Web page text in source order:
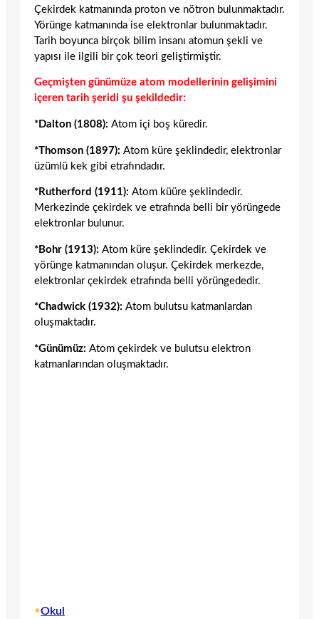
Çekirdek katmanında proton ve nötron bulunmaktadır.
Yörünge katmanında ise elektronlar bulunmaktadır.
Tarih boyunca birçok bilim insanı atomun şekli ve
yapısı ile ilgili bir çok teori geliştirmiştir.
Geçmişten günümüze atom modellerinin gelişimini
içeren tarih şeridi şu şekildedir:
*Dalton (1808): Atom içi boş küredir.
*Thomson (1897): Atom küre şeklindedir, elektronlar
üzümlü kek gibi etrafındadır.
*Rutherford (1911): Atom küüre şeklindedir.
Merkezinde çekirdek ve etrafında belli bir yörüngede
elektronlar bulunur.
*Bohr (1913): Atom küre şeklindedir. Çekirdek ve
yörünge katmanından oluşur. Çekirdek merkezde,
elektronlar çekirdek etrafında belli yörüngededir.
*Chadwick (1932): Atom bulutsu katmanlardan
oluşmaktadır.
*Günümüz: Atom çekirdek ve bulutsu elektron
katmanlarından oluşmaktadır.
•Okul